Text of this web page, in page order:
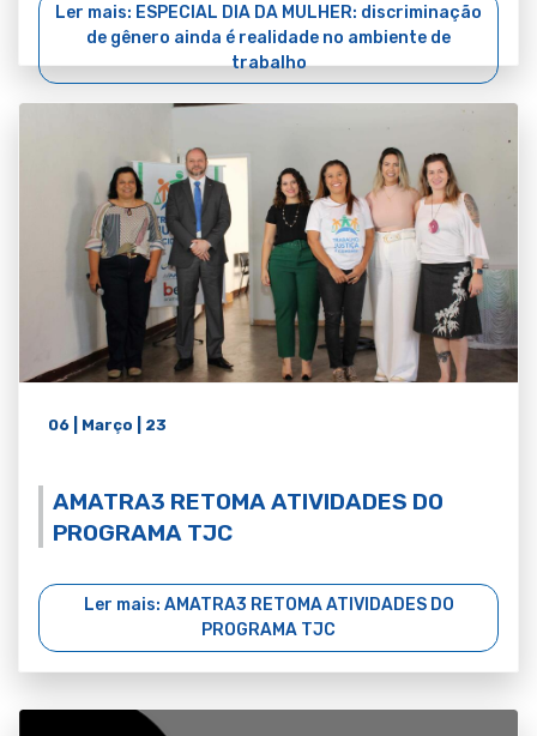
Ler mais: ESPECIAL DIA DA MULHER: discriminação
de gênero ainda é realidade no ambiente de
trabalho
06 | Março | 23
AMATRA3 RETOMA ATIVIDADES DO
PROGRAMA TJC
Ler mais: AMATRA3 RETOMA ATIVIDADES DO
PROGRAMA TJC